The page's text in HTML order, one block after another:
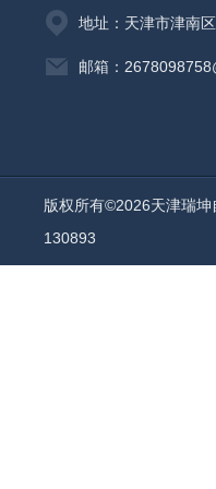
地址：天津市津南
邮箱：
版权所有©2026天津瑞
130893